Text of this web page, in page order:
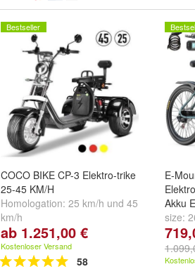
Bestseller
COCO BIKE CP-3 Elektro-trike
25-45 KM/H
Homologation: 25 km/h und 45
km/h
ab 1.251,00 €
Kostenloser Versand
58
E-
Akku
size: